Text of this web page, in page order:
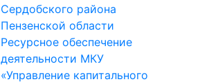
Сердобского района
Пензенской области
Ресурсное обеспечение
деятельности МКУ
«Управление капитального